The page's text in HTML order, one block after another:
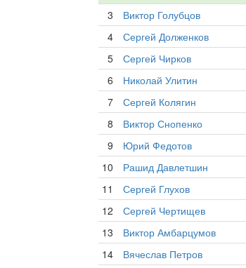
3
Виктор Голубцов
4
Сергей Долженков
5
Сергей Чирков
6
Николай Улитин
7
Сергей Колягин
8
Виктор Снопенко
9
Юрий Федотов
10
Рашид Давлетшин
11
Сергей Глухов
12
Сергей Чертищев
13
Виктор Амбарцумов
14
Вячеслав Петров